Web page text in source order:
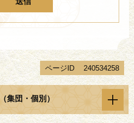
ページID 240534258
集団・個別）